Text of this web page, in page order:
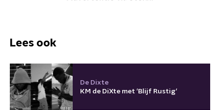
Lees ook
De Dixte
KM de DiXte met 'Blijf Rustig'